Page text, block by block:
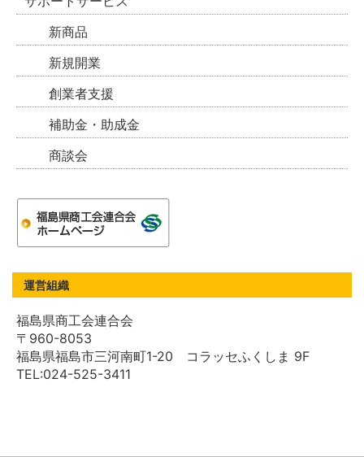
新商品
新規開業
創業者支援
補助金・助成金
商談会
運営組織
福島県商工会連合会
〒960-8053
福島県福島市三河南町1-20 コラッセふくしま 9F
TEL:024-525-3411